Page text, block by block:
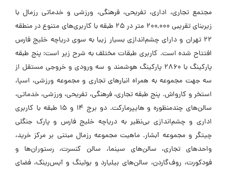
مجتمع تجاری، اداری، تفریحی، فرهنگی، ورزشی و خدماتی رزمال با
زیربنای تقریبی ۲۰۰,۰۰۰ متر در ۲۵ طبقه با کاربری‌های متنوع در منطقه
۲۲ تهران و دارای چشم‌اندازی بسیار زیبا به سوی دریاچه خلیج فارس
افتتاح شده است. کاربری طبقات مختلف به شرح زیر است: پنج طبقه
پارکینگ با ۲۸۶۰ پارکینگ هوشمند و سه ورودی و خروجی مستقل از
سه جهت مجموعه به همراه انبارهای تجاری و مجموعه ورزشی، اسپا،
استخر و کارواش. پنج طبقه تجاری، فرهنگی، تفریحی، ورزشی، خدماتی،
سالن‌های چندمنظوره و هایپرمارکت. دو برج ۱۴ و ۱۵ طبقه با کاربری
اداری و چشم‌اندازی بی‌نظیر به دریاچه خلیج فارس و پارک جنگلی
چیتگر و مجموعه آبشار. ماهیت مجموعه رزمال مبتنی بر مرکز خرید،
واحدهای تجاری، سالن‌های سینما، سالن کنسرت، رستوران‌ها و
فودکورت، روف‌گاردن، سالن‌های بیلیارد و بولینگ و آیس‌رینک، فضای